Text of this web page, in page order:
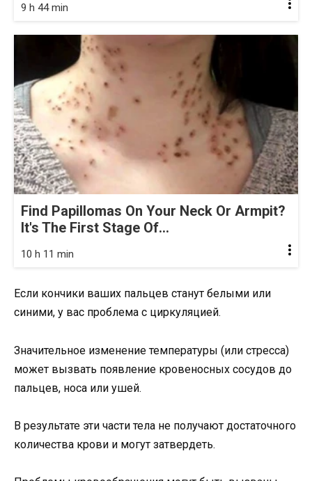
9 h 44 min
Find Papillomas On Your Neck Or Armpit?
It's The First Stage Of...
10 h 11 min
Если кончики ваших пальцев станут белыми или
синими, у вас проблема с циркуляцией.
Значительное изменение температуры (или стресса)
может вызвать появление кровеносных сосудов до
пальцев, носа или ушей.
В результате эти части тела не получают достаточного
количества крови и могут затвердеть.